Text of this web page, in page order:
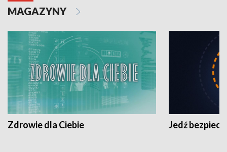
MAGAZYNY
Zdrowie dla Ciebie Jedź